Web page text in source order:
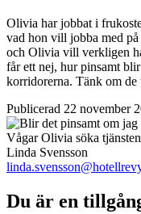
Olivia har jobbat i
vad hon vill jobba med
och Olivia vill verkligen
får ett nej, hur pinsamt
korridorerna. Tänk om
Publicerad 22 november
Vågar Olivia söka
Linda Svensson
Du är en